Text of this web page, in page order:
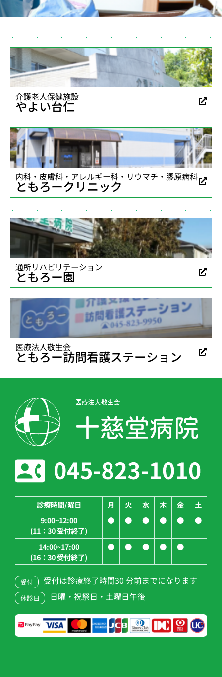
介護老人保健施設
やよい台仁
内科・皮膚科・アレルギー科・リウマチ・膠原病科
ともろークリニック
通所リハビリテーション
ともろー園
医療法人敬生会
ともろー訪問看護ステーション
診療時間/曜日 月 火 水 木 金
土
9:00~12:00
(11：30 受付終了)
● ● ● ● ● ●
14:00~17:00
(16：30 受付終了)
● ● ● ● ● ―
受付 受付は診療終了時間30 分前までになります
休診日 日曜・祝祭日・土曜日午後